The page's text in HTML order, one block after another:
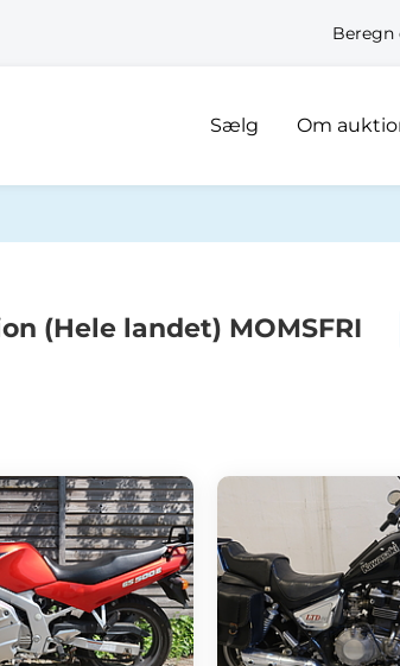
Beregn
Sælg Om
(Hele landet) MOMSFRI